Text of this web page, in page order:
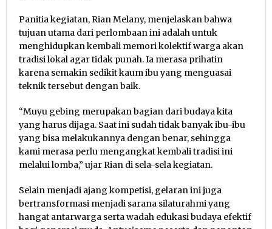
Panitia kegiatan, Rian Melany, menjelaskan bahwa
tujuan utama dari perlombaan ini adalah untuk
menghidupkan kembali memori kolektif warga akan
tradisi lokal agar tidak punah. Ia merasa prihatin
karena semakin sedikit kaum ibu yang menguasai
teknik tersebut dengan baik.
“Muyu gebing merupakan bagian dari budaya kita
yang harus dijaga. Saat ini sudah tidak banyak ibu-ibu
yang bisa melakukannya dengan benar, sehingga
kami merasa perlu mengangkat kembali tradisi ini
melalui lomba,” ujar Rian di sela-sela kegiatan.
Selain menjadi ajang kompetisi, gelaran ini juga
bertransformasi menjadi sarana silaturahmi yang
hangat antarwarga serta wadah edukasi budaya efektif